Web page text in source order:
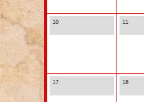
10 11
17 18